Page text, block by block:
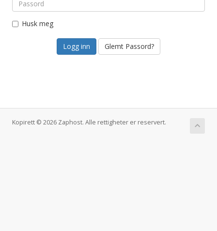
Husk meg
Glemt Passord?
Kopirett © 2026 Zaphost. Alle rettigheter er reservert.